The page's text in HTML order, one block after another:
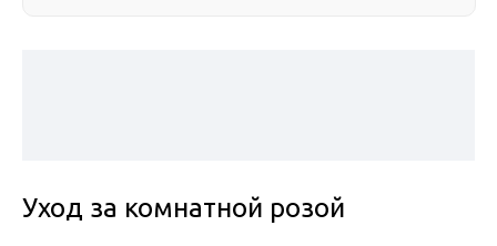
Уход за комнатной розой